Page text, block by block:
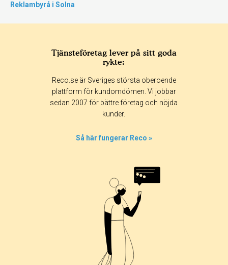
Reklambyrå i Solna
Tjänsteföretag lever på sitt goda
rykte:
Reco.se är Sveriges största oberoende
plattform för kundomdömen. Vi jobbar
sedan 2007 för bättre företag och nöjda
kunder.
Så här fungerar Reco »